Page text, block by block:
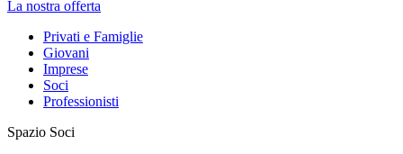
La nostra offerta
Privati e Famiglie
Giovani
Imprese
Soci
Professionisti
Spazio Soci